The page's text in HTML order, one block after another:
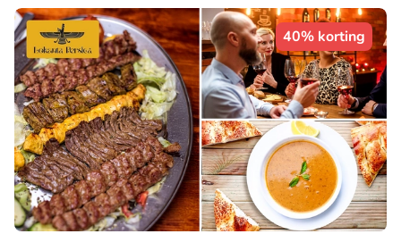
40% korting